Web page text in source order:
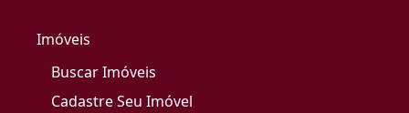
Imóveis
Buscar Imóveis
Cadastre Seu Imóvel